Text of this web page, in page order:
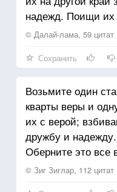
надежд. Поищи их
© Далай-лама, 59 цитат
Сохранить
Возьмите один
кварты веры и
их с верой;
дружбу и
Оберните это все
© Зиг Зиглар, 112 цитат